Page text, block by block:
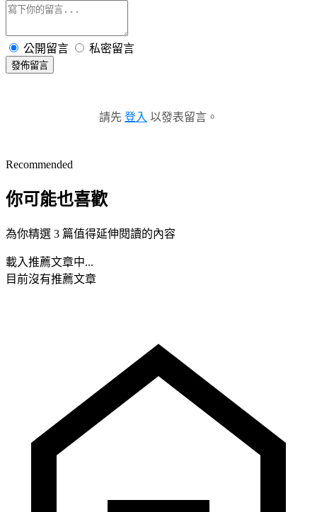
公開留言 私密留言
發佈留言
請先 登入 以發表留言。
Recommended
你可能也喜歡
為你精選 3 篇值得延伸閱讀的內容
載入推薦文章中...
目前沒有推薦文章